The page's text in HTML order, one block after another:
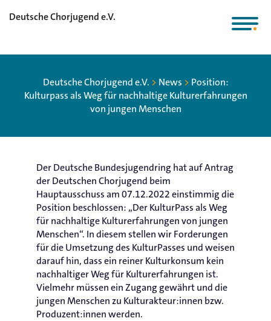
Deutsche Chorjugend e.V.
Deutsche Chorjugend e.V. > News > Position:
Kulturpass als Weg für nachhaltige Kulturerfahrungen
von jungen Menschen
Der Deutsche Bundesjugendring hat auf Antrag
der Deutschen Chorjugend beim
Hauptausschuss am 07.12.2022 einstimmig die
Position beschlossen: „Der KulturPass als Weg
für nachhaltige Kulturerfahrungen von jungen
Menschen“. In diesem stellen wir Forderungen
für die Umsetzung des KulturPasses und weisen
darauf hin, dass ein reiner Kulturkonsum kein
nachhaltiger Weg für Kulturerfahrungen ist.
Vielmehr müssen ein Zugang gewährt und die
jungen Menschen zu Kulturakteur:innen bzw.
Produzent:innen werden.